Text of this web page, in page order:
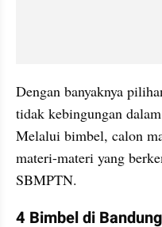
Dengan banyaknya
tidak kebingungan
Melalui bimbel, calon
materi-materi yang
SBMPTN.
4 Bimbel di